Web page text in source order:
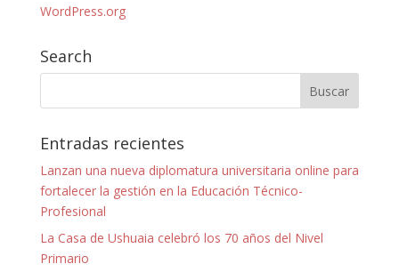
WordPress.org
Search
Entradas recientes
Lanzan una nueva diplomatura universitaria online para
fortalecer la gestión en la Educación Técnico-
Profesional
La Casa de Ushuaia celebró los 70 años del Nivel
Primario